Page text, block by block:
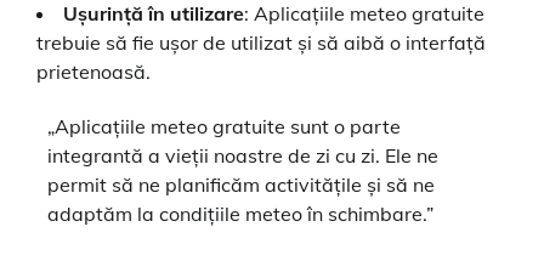
Ușurință în utilizare: Aplicațiile meteo gratuite
trebuie să fie ușor de utilizat și să aibă o interfață
prietenoasă.
„Aplicațiile meteo gratuite sunt o parte
integrantă a vieții noastre de zi cu zi. Ele ne
permit să ne planificăm activitățile și să ne
adaptăm la condițiile meteo în schimbare.”